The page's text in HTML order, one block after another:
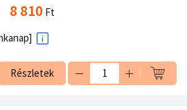
8 810 Ft
Részletek